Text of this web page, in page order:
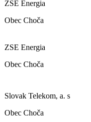
ZSE Energia
Obec Choča
ZSE Energia
Obec Choča
Slovak Telekom, a. s
Obec Choča